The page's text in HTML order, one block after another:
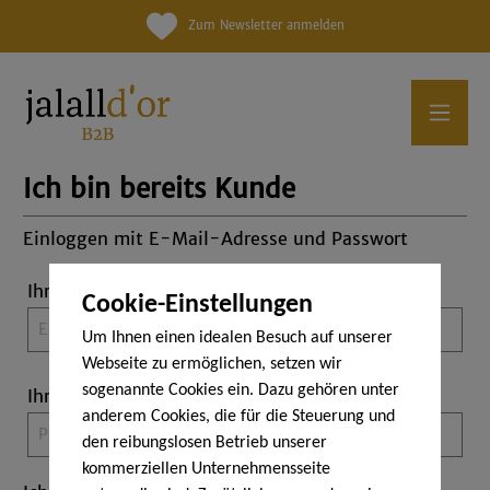
Zum Newsletter anmelden
Ich bin bereits Kunde
Einloggen mit E-Mail-Adresse und Passwort
Ihre E-Mail-Adresse
Ihr Passwort
Cookie-Einstellungen
Um Ihnen einen idealen Besuch auf unserer
Webseite zu ermöglichen, setzen wir
sogenannte Cookies ein. Dazu gehören unter
anderem Cookies, die für die Steuerung und
den reibungslosen Betrieb unserer
kommerziellen Unternehmensseite